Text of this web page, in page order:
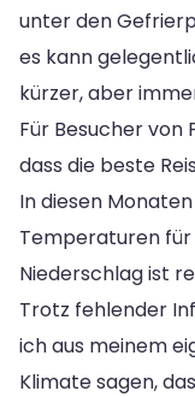
unter den
es kann
kürzer, aber
Für Besucher von
dass die beste
In diesen
Temperaturen
Niederschlag ist
Trotz fehlender
ich aus meinem
Klimate sagen,